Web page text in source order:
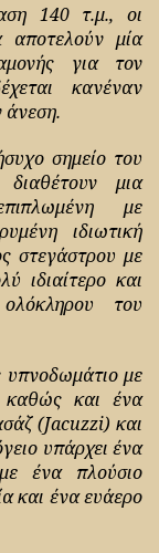
140 τ.μ., οι
αποτελούν μία
για τον
κανέναν
άνεση.
σημείο του
μια
με
ιδιωτική
στεγάστρου με
ιδιαίτερο και
του
με
καθώς και ένα
(Jacuzzi) και
υπάρχει ένα
ένα πλούσιο
και ένα ευάερο